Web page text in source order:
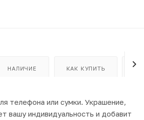
НАЛИЧИЕ КАК КУПИТЬ
телефона или сумки. Украшение,
вашу индивидуальность и добавит